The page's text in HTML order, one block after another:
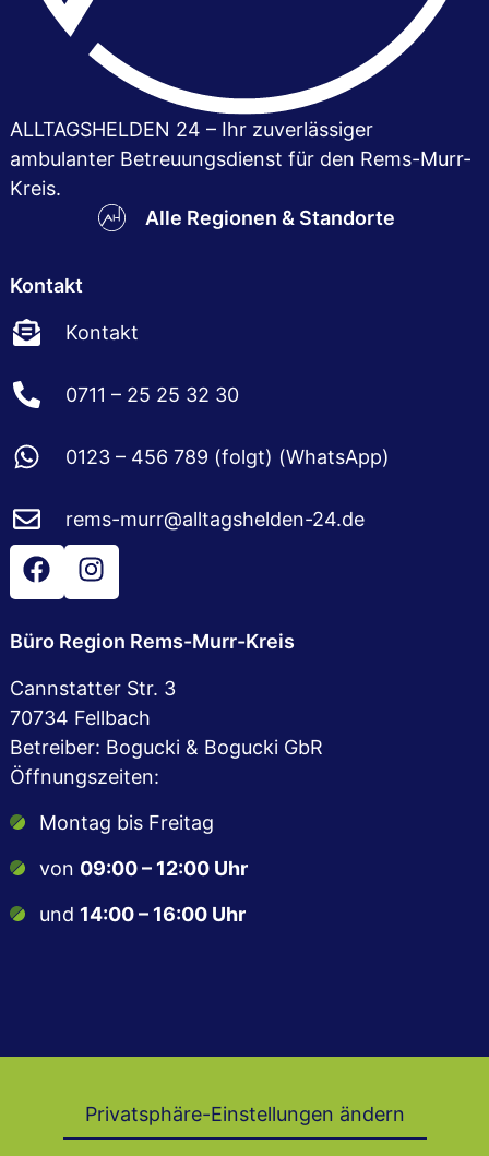
ALLTAGSHELDEN 24 – Ihr zuver­lässiger
ambulanter Betreuungsdienst für den Rems-Murr-
Kreis.
Alle Regionen & Standorte
Kontakt
Kontakt
0711 – 25 25 32 30
0123 – 456 789 (folgt) (WhatsApp)
rems-murr@alltagshelden-24.de
Büro Region Rems-Murr-Kreis
Cannstatter Str. 3
70734 Fellbach
Betreiber: Bogucki & Bogucki GbR
Öffnungszeiten:
Montag bis Freitag
von 09:00 – 12:00 Uhr
und 14:00 – 16:00 Uhr
Privatsphäre-Einstellungen ändern